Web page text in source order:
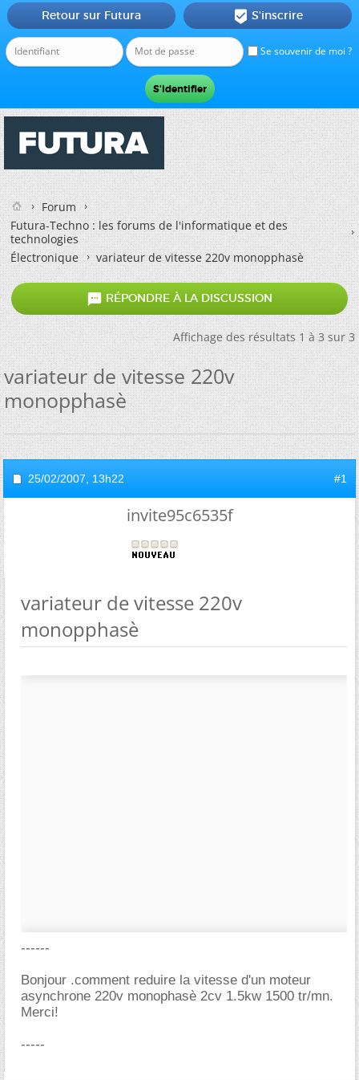
Se souvenir de moi ?
Retour sur Futura  S'inscrire
Forum
Futura-Techno : les forums de l'informatique et des
technologies
Électronique
variateur de vitesse 220v monopphasè
 RÉPONDRE À LA DISCUSSION
Affichage des résultats 1 à 3 sur 3
variateur de vitesse 220v
monopphasè
25/02/2007, 13h22 #1
invite95c6535f
variateur de vitesse 220v
monopphasè
------
Bonjour .comment reduire la vitesse d'un moteur
asynchrone 220v monophasè 2cv 1.5kw 1500 tr/mn.
Merci!
-----